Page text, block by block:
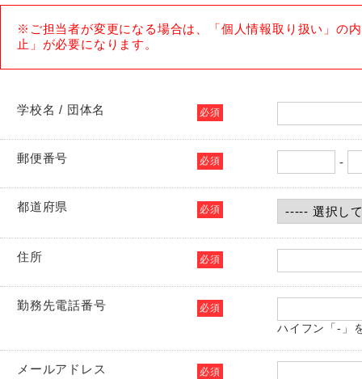
※ご担当者が変更になる場合は、「個人情報取り扱い」の
止」が必要になります。
必須
学校名 / 団体名
必須
郵便番号 -
必須
都道府県
必須
住所
必須
勤務先電話番号
ハイフン「-」
必須
メールアドレス